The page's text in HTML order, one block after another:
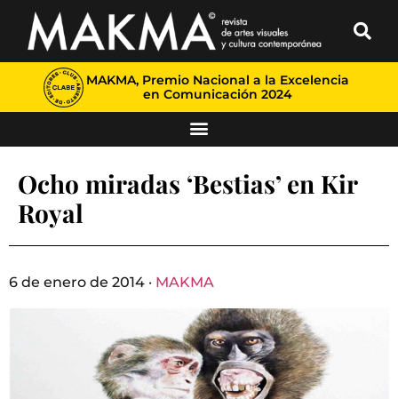
MAKMA, Premio Nacional a la Excelencia
en Comunicación 2024
Ocho miradas ‘Bestias’ en Kir
Royal
6 de enero de 2014 · MAKMA